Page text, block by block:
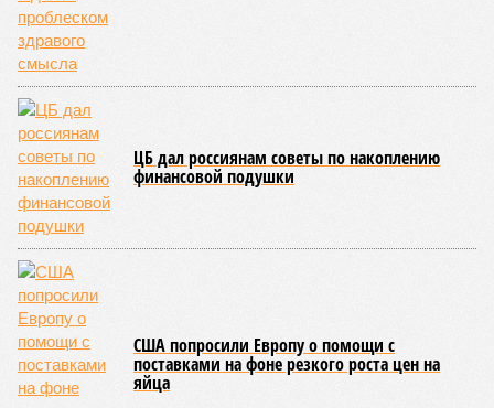
геологические, метеорологические и физические явления,
которые для человека довольно опасны. Или попросту
смертельны. И вот несколько тому примеров.
Все стихии сразу
Около 100 лет назад в Поднебесной приключилось то, что
у нас назвали бы тридцатью тремя несчастьями. Страну
последовательно поразили: многолетняя засуха, страшный
паводок, невероятные ливни. Несколько миллионов
человек не пережили этот разгул стихий. Вот что тогда
приключилось.
Зима 1931 года выдалась в Китае чрезвычайно
продолжительной и суровой. Снега образовалось огромное
количество – казалось бы, хороший знак после периода
великой суши, продолжавшегося с 1928-го. Но всё